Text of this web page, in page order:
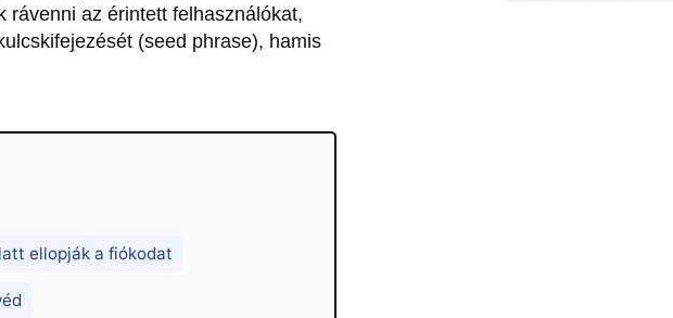
rávenni az érintett felhasználókat,
(seed phrase), hamis
ellopják a fiókodat